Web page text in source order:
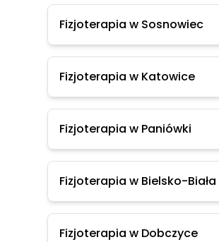
Fizjoterapia w Sosnowiec
Fizjoterapia w Katowice
Fizjoterapia w Paniówki
Fizjoterapia w Bielsko-Biała
Fizjoterapia w Dobczyce